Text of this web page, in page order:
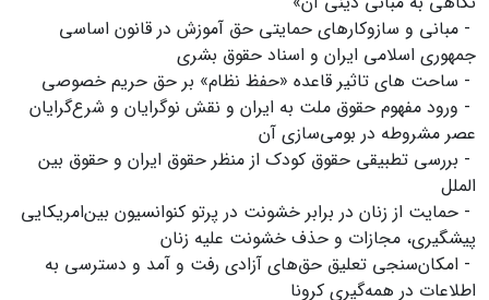
- مبانی و سازوکارهای حمایتی حق آموزش در قانون اساسی
جمهوری اسلامی ایران و اسناد حقوق بشری
- ساحت های تاثیر قاعده «حفظ نظام» بر حق حریم خصوصی
- ورود مفهوم حقوق ملت به ایران و نقش نوگرایان و شرع‌گرایان
عصر مشروطه در بومی‌سازی آن
- بررسی تطبیقی حقوق کودک از منظر حقوق ایران و حقوق بین
الملل
- حمایت از زنان در برابر خشونت در پرتو کنوانسیون بین‌امریکایی
پیشگیری، مجازات و حذف خشونت علیه زنان
- امکان‌سنجی تعلیق حق‌های آزادی رفت و آمد و دسترسی به
اطلاعات در همه‌گیری کرونا